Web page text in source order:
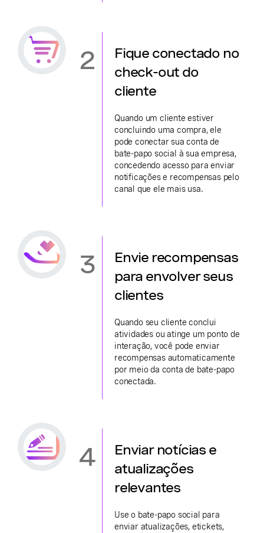
2
Fique conectado no
check-out do
cliente
Quando um cliente estiver
concluindo uma compra, ele
pode conectar sua conta de
bate-papo social à sua empresa,
concedendo acesso para enviar
notificações e recompensas pelo
canal que ele mais usa.
3
Envie recompensas
para envolver seus
clientes
Quando seu cliente conclui
atividades ou atinge um ponto de
interação, você pode enviar
recompensas automaticamente
por meio da conta de bate-papo
conectada.
4
Enviar notícias e
atualizações
relevantes
Use o bate-papo social para
enviar atualizações, etickets,